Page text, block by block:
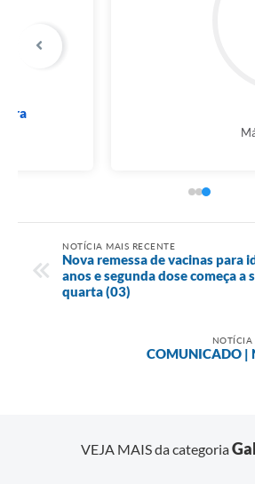
NOTÍCIA MAIS RECENTE
Nova remessa de vacinas para
anos e segunda dose começa a
quarta (03)
NOTÍCIA
COMUNICADO |
VEJA MAIS da categoria